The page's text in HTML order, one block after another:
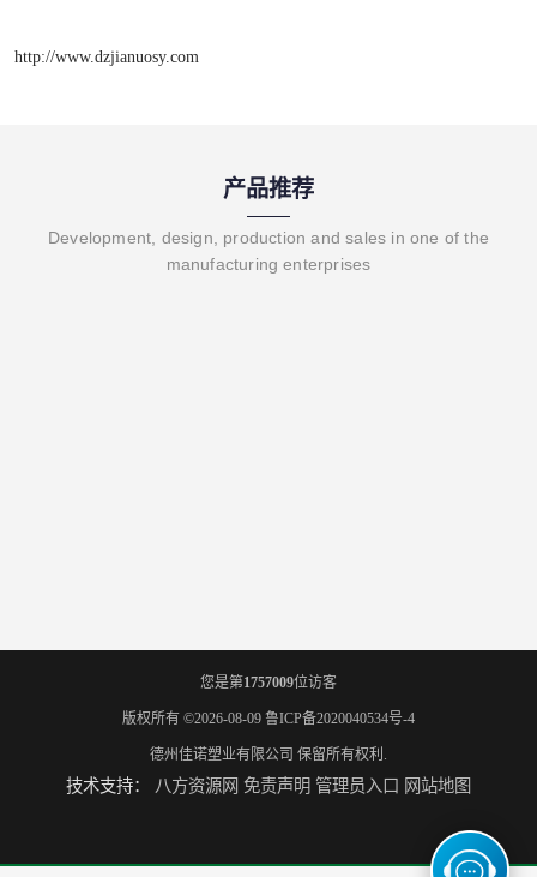
http://www.dzjianuosy.com
产品推荐
Development, design, production and sales in one of the
manufacturing enterprises
您是第1757009位访客
版权所有 ©2026-08-09 鲁ICP备2020040534号-4
德州佳诺塑业有限公司 保留所有权利.
技术支持： 八方资源网 免责声明 管理员入口 网站地图